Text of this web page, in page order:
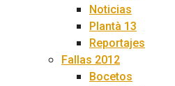
Noticias
Plantà 13
Reportajes
Fallas 2012
Bocetos